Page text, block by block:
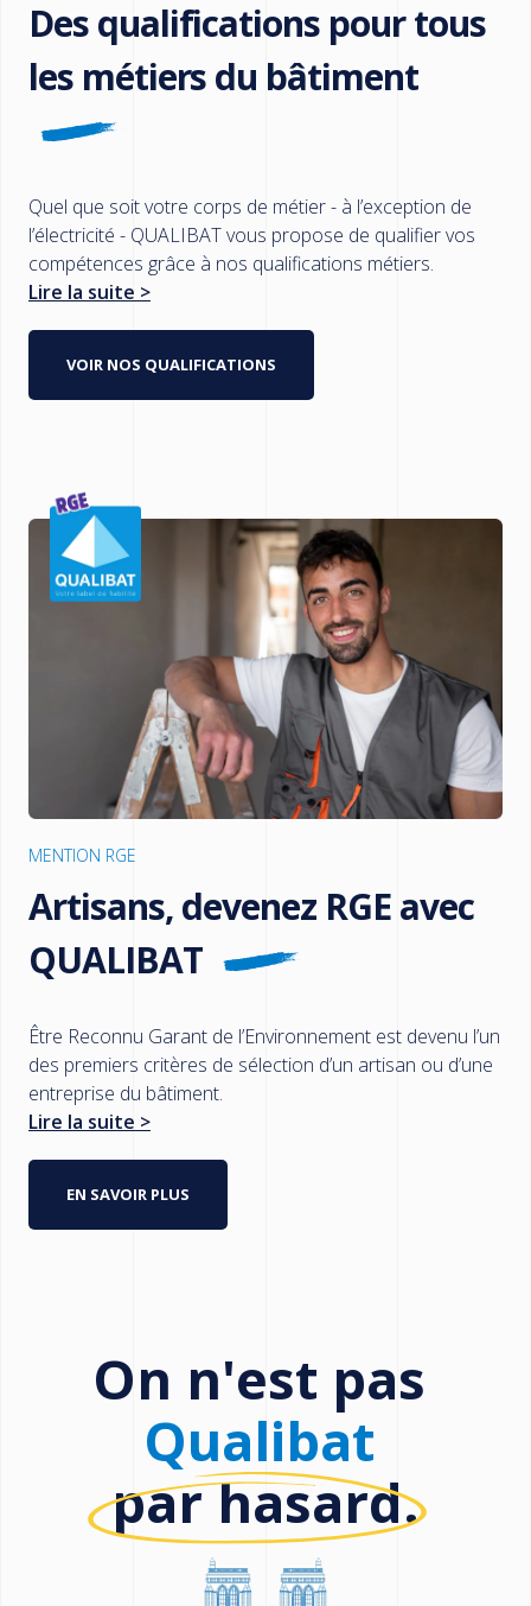
Des qualifications pour tous
les métiers du bâtiment
Quel que soit votre corps de métier - à l’exception de
l’électricité - QUALIBAT vous propose de qualifier vos
compétences grâce à nos qualifications métiers.
Lire la suite >
VOIR NOS QUALIFICATIONS
MENTION RGE
Artisans, devenez RGE avec
QUALIBAT
Être Reconnu Garant de l’Environnement est devenu l’un
des premiers critères de sélection d’un artisan ou d’une
entreprise du bâtiment.
Lire la suite >
EN SAVOIR PLUS
On n'est pas
Qualibat
par hasard.